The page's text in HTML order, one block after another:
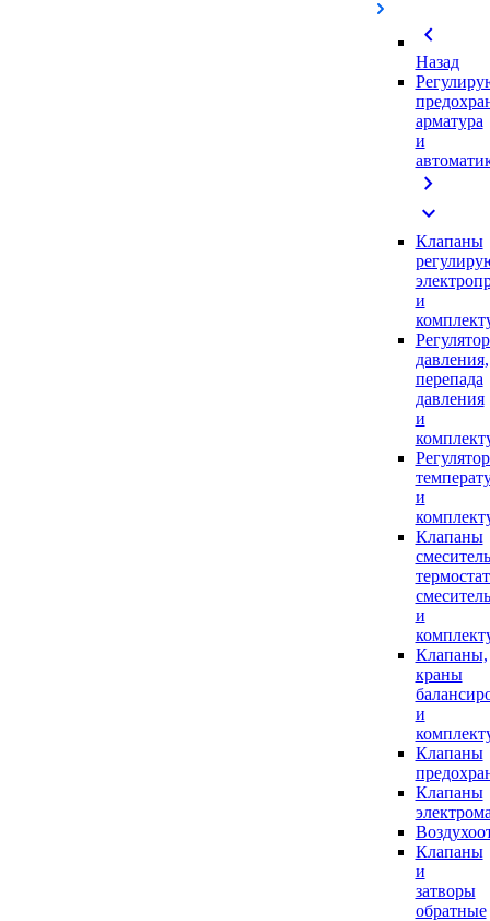
chevron_left
Назад
арматура
и
chevron_right
expand_more
Клапаны
и
давления,
перепада
давления
и
и
Клапаны
и
Клапаны,
краны
и
Клапаны
Клапаны
Клапаны
и
затворы
обратные